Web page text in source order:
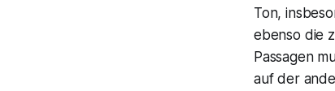
Ton,
ebenso die
Passagen
auf der